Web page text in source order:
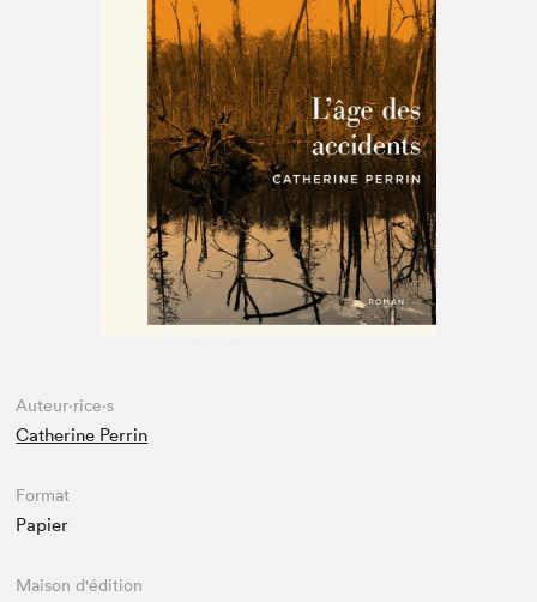
Espace enseignant·e·s
Espace pro
Auteur·rice·s
Catherine Perrin
Format
Papier
Maison d'édition